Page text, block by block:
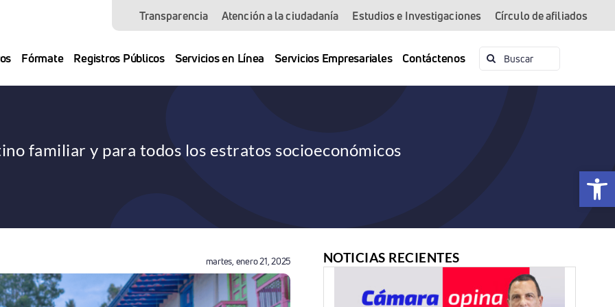
Abrir
Transparencia Atención a la ciudadanía Estudios e Investigaciones Círculo de afiliados
Fórmate Registros Públicos Servicios en Línea Servicios Empresariales Contáctenos Buscar:
familiar y para todos los estratos socioeconómicos
martes, enero 21, 2025 NOTICIAS RECIENTES